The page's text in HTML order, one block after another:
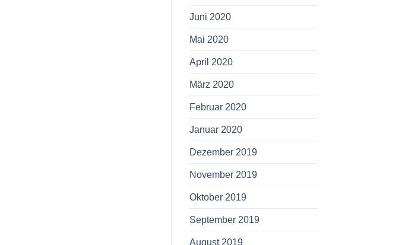
Juni 2020
Mai 2020
April 2020
März 2020
Februar 2020
Januar 2020
Dezember 2019
November 2019
Oktober 2019
September 2019
August 2019